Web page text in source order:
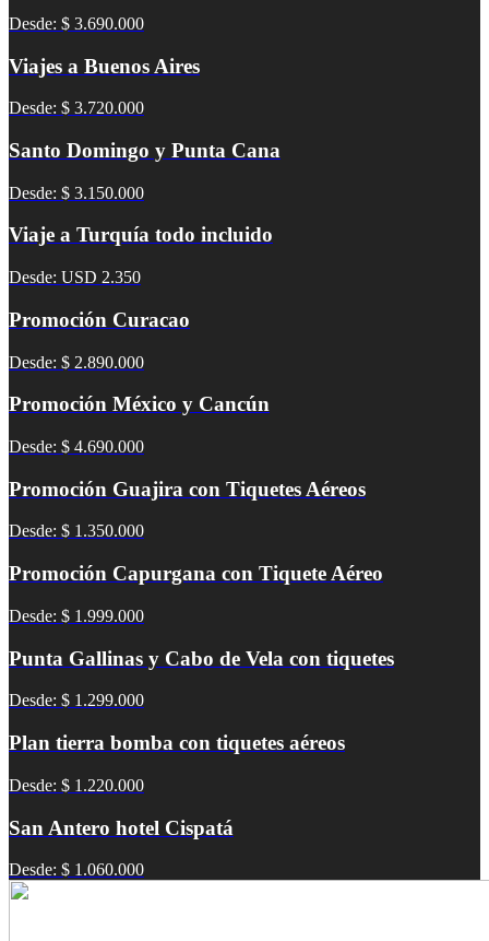
Desde: $ 3.690.000
Viajes a Buenos Aires
Desde: $ 3.720.000
Santo Domingo y Punta Cana
Desde: $ 3.150.000
Viaje a Turquía todo incluido
Desde: USD 2.350
Promoción Curacao
Desde: $ 2.890.000
Promoción México y Cancún
Desde: $ 4.690.000
Promoción Guajira con Tiquetes Aéreos
Desde: $ 1.350.000
Promoción Capurgana con Tiquete Aéreo
Desde: $ 1.999.000
Punta Gallinas y Cabo de Vela con tiquetes
Desde: $ 1.299.000
Plan tierra bomba con tiquetes aéreos
Desde: $ 1.220.000
San Antero hotel Cispatá
Desde: $ 1.060.000